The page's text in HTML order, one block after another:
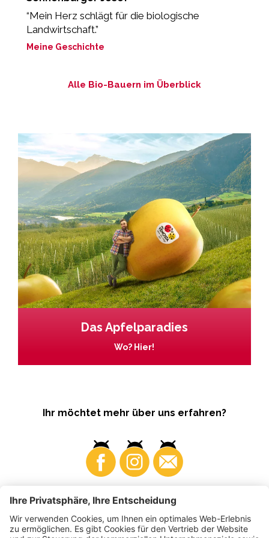
“Mein Herz schlägt für die biologische
Landwirtschaft.”
Meine Geschichte
Alle Bio-Bauern im Überblick
Das Apfelparadies
Wo? Hier!
Ihr möchtet mehr über uns erfahren?
Business Produzenten